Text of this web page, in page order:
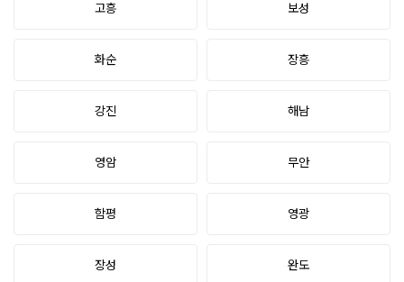
고흥 보성
화순 장흥
강진 해남
영암 무안
함평 영광
장성 완도